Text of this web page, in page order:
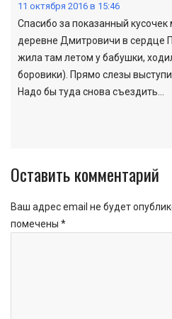
11 октября 2016 в 15:46
Спасибо за показанный
деревне Дмитровичи в сердце
жила там летом у бабушки,
боровики). Прямо слезы
Надо бы туда снова съездить…
Оставить комментарий
Ваш адрес email не будет
помечены *